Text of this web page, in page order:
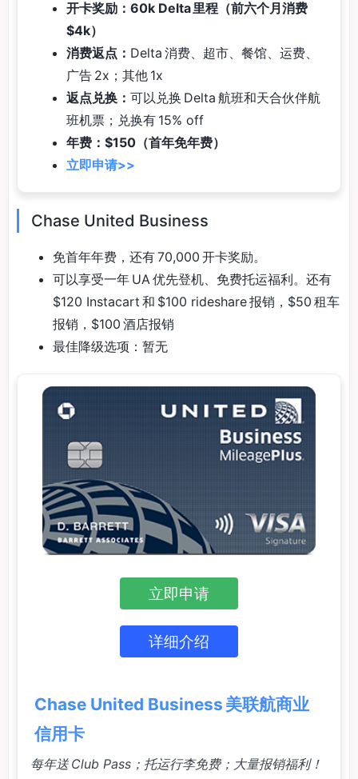
开卡奖励：60k Delta 里程（前六个月消费
$4k）
消费返点： Delta 消费、超市、餐馆、运费、
广告 2x；其他 1x
返点兑换： 可以兑换 Delta 航班和天合伙伴航
班机票；兑换有 15% off
年费：$150（首年免年费）
立即申请>>
Chase United Business
免首年年费，还有 70,000 开卡奖励。
可以享受一年 UA 优先登机、免费托运福利。还有
$120 Instacart 和 $100 rideshare 报销，$50 租车
报销，$100 酒店报销
最佳降级选项：暂无
立即申请
详细介绍
Chase United Business 美联航商业
信用卡
每年送 Club Pass；托运行李免费；大量报销福利！